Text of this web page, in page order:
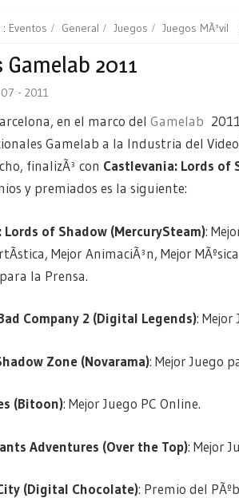
Eventos General Juegos Juegos MÃ³vil
Gamelab 2011
- 2011
en el marco del Gamelab
Gamelab a la Industria del
finalizÃ³ con Castlevania: Lords of
y premiados es la siguiente:
Lords of Shadow (MercurySteam):
Mejor AnimaciÃ³n, Mejor
la Prensa.
Company 2 (Digital Legends):
Zone (Novarama): Mejor Juego
(Bitoon): Mejor Juego PC Online.
Adventures (Over the Top): Mejor
(Digital Chocolate): Premio del